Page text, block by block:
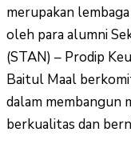
merupakan
oleh para alumni
(STAN) – Prodip
Baitul Maal
dalam membangun
berkualitas dan